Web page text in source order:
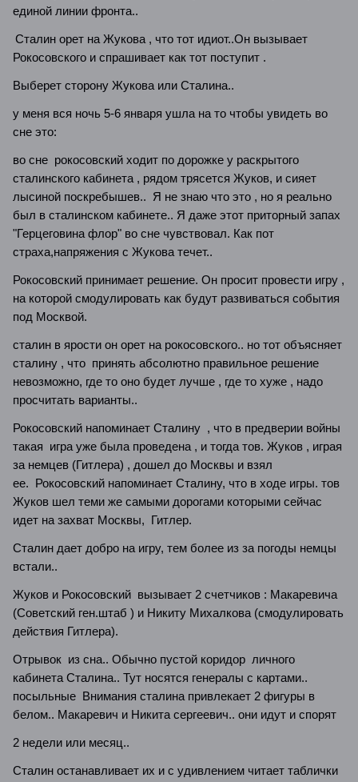
единой линии фронта..
Сталин орет на Жукова , что тот идиот..Он вызывает
Рокосовского и спрашивает как тот поступит .
Выберет сторону Жукова или Сталина..
у меня вся ночь 5-6 января ушла на то чтобы увидеть во
сне это:
во сне рокосовский ходит по дорожке у раскрытого
сталинского кабинета , рядом трясется Жуков, и сияет
лысиной поскребышев.. Я не знаю что это , но я реально
был в сталинском кабинете.. Я даже этот приторный запах
"Герцеговина флор" во сне чувствовал. Как пот
страха,напряжения с Жукова течет..
Рокосовский принимает решение. Он просит провести игру ,
на которой смодулировать как будут развиваться события
под Москвой.
сталин в ярости он орет на рокосовского.. но тот объясняет
сталину , что принять абсолютно правильное решение
невозможно, где то оно будет лучше , где то хуже , надо
просчитать варианты..
Рокосовский напоминает Сталину , что в предверии войны
такая игра уже была проведена , и тогда тов. Жуков , играя
за немцев (Гитлера) , дошел до Москвы и взял
ее. Рокосовский напоминает Сталину, что в ходе игры. тов
Жуков шел теми же самыми дорогами которыми сейчас
идет на захват Москвы, Гитлер.
Сталин дает добро на игру, тем более из за погоды немцы
встали..
Жуков и Рокосовский вызывает 2 счетчиков : Макаревича
(Советский ген.штаб ) и Никиту Михалкова (смодулировать
действия Гитлера).
Отрывок из сна.. Обычно пустой коридор личного
кабинета Сталина.. Тут носятся генералы с картами..
посыльные Внимания сталина привлекает 2 фигуры в
белом.. Макаревич и Никита сергеевич.. они идут и спорят
2 недели или месяц..
Сталин останавливает их и с удивлением читает таблички